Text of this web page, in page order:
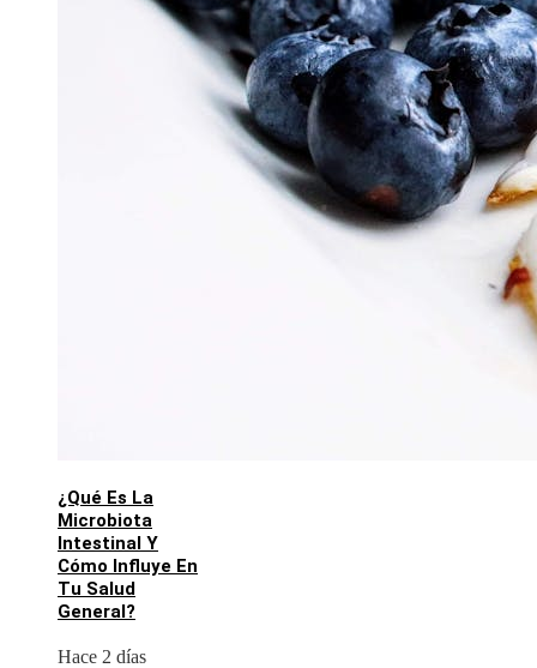
¿Qué Es La
Microbiota
Intestinal Y
Cómo Influye En
Tu Salud
General?
Hace 2 días